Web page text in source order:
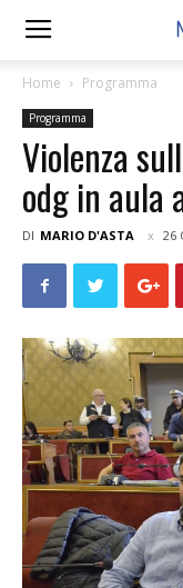
Home Programma
Programma
Violenza
odg in aula
DI MARIO D'ASTA 26